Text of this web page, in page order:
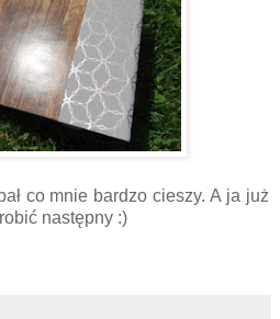
co mnie bardzo cieszy. A ja już
następny :)